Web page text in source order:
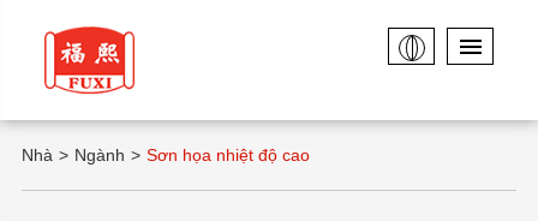
Nhà Ngành Sơn họa nhiệt độ cao